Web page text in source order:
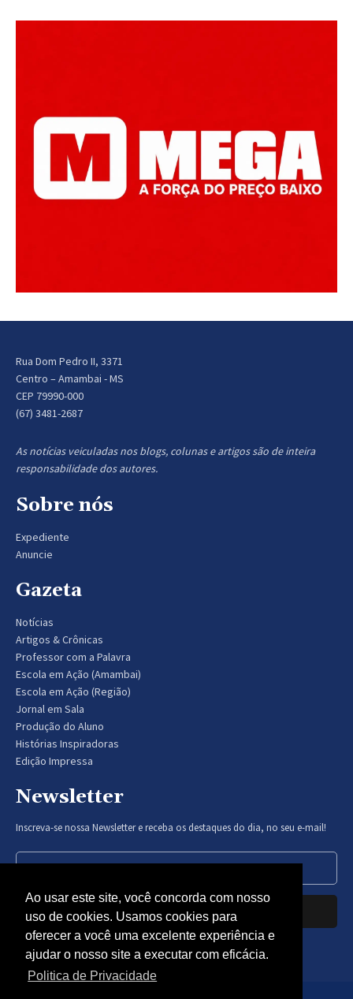
Rua Dom Pedro II, 3371
Centro – Amambai - MS
CEP 79990-000
(67) 3481-2687
As notícias veiculadas nos blogs, colunas e artigos são de inteira
responsabilidade dos autores.
Sobre nós
Expediente
Anuncie
Gazeta
Notícias
Artigos & Crônicas
Professor com a Palavra
Escola em Ação (Amambai)
Escola em Ação (Região)
Jornal em Sala
Produção do Aluno
Histórias Inspiradoras
Edição Impressa
Newsletter
Inscreva-se nossa Newsletter e receba os destaques do dia, no seu e-mail!
Inscrever-se
Nós respeitamos sua privacidade.
Ao usar este site, você concorda com nosso
uso de cookies. Usamos cookies para
oferecer a você uma excelente experiência e
ajudar o nosso site a executar com eficácia.
Politica de Privacidade